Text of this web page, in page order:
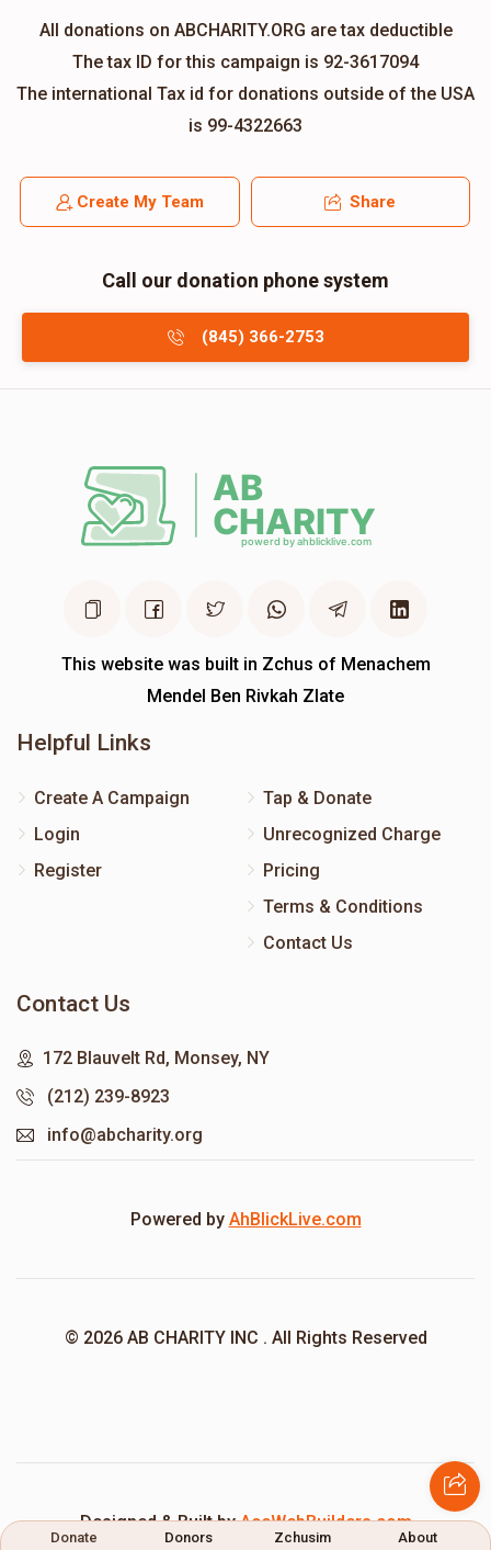
All donations on ABCHARITY.ORG are tax deductible
The tax ID for this campaign is 92-3617094
The international Tax id for donations outside of the USA
is 99-4322663
Create My Team Share
Call our donation phone system
(845) 366-2753
This website was built in Zchus of Menachem
Mendel Ben Rivkah Zlate
Helpful Links
Create A Campaign
Login
Register
Tap & Donate
Unrecognized Charge
Pricing
Terms & Conditions
Contact Us
Contact Us
172 Blauvelt Rd, Monsey, NY
(212) 239-8923
info@abcharity.org
Powered by AhBlickLive.com
© 2026 AB CHARITY INC . All Rights Reserved
Designed & Built byAceWebBuilders.com
Donate Donors Zchusim About